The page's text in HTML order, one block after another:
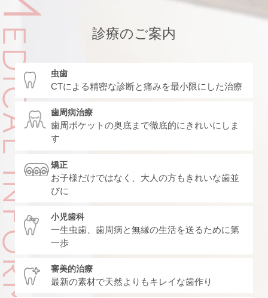
診療のご案内
虫歯
CTによる精密な診断と痛みを最小限にした治療
歯周病治療
歯周ポケットの奥底まで徹底的にきれいにしま
す
矯正
お子様だけではなく、大人の方もきれいな歯並
びに
小児歯科
一生虫歯、歯周病と無縁の生活を送るために第
一歩
審美的治療
最新の素材で天然よりもキレイな歯作り